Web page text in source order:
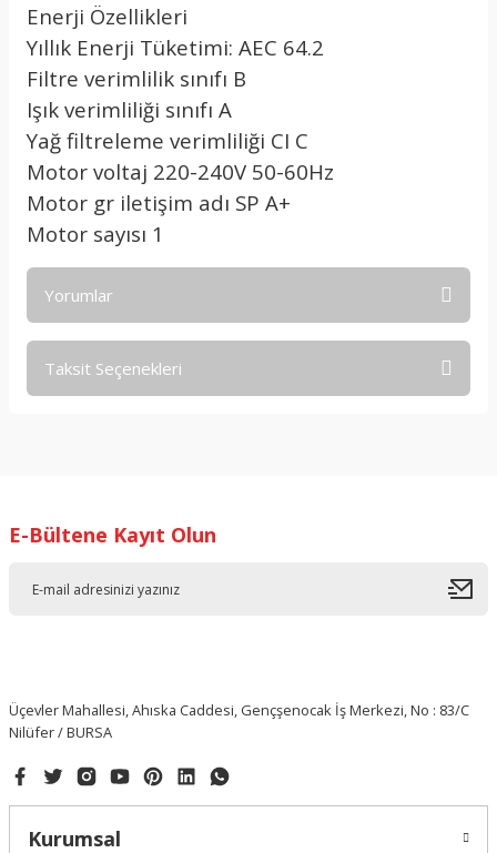
Enerji Özellikleri
Yıllık Enerji Tüketimi: AEC 64.2
Filtre verimlilik sınıfı B
Işık verimliliği sınıfı A
Yağ filtreleme verimliliği CI C
Motor voltaj 220-240V 50-60Hz
Motor gr iletişim adı SP A+
Motor sayısı 1
Yorumlar
Taksit Seçenekleri
E-Bültene Kayıt Olun
Üçevler Mahallesi, Ahıska Caddesi, Gençşenocak İş Merkezi, No : 83/C
Nilüfer / BURSA
Kurumsal